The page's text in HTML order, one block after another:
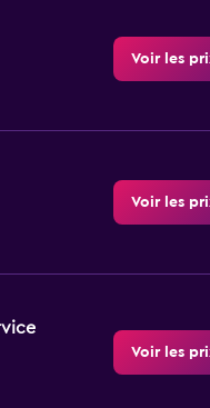
Voir les
Voir les
Voir les